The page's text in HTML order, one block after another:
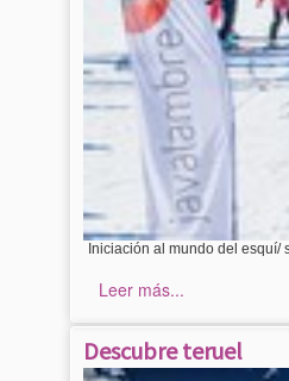
Iniciación al mundo del esquí/
Leer más...
Descubre teruel